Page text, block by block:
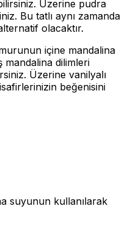
Üzerine pudra
Bu tatlı aynı zamanda
olacaktır.
içine mandalina
mandalina dilimleri
Üzerine vanilyalı
beğenisini
suyunun kullanılarak